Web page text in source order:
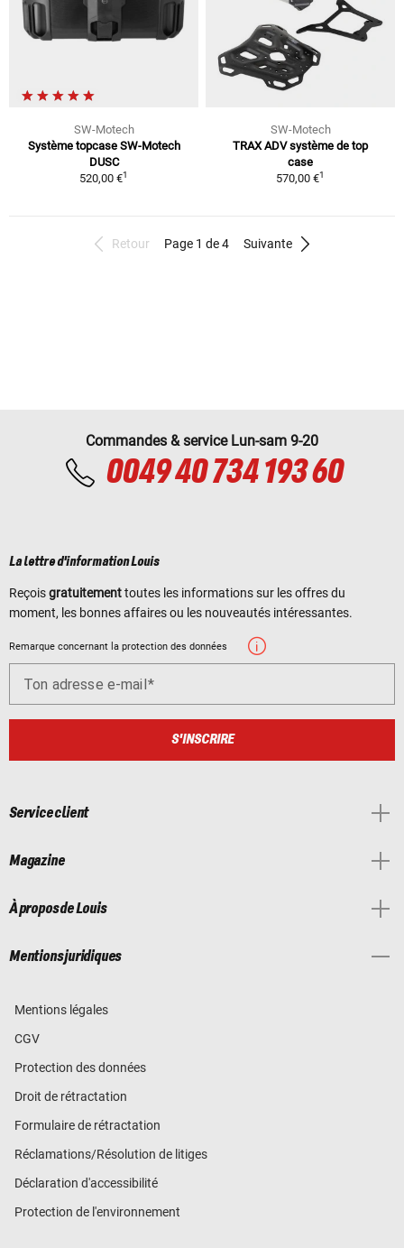
SW-Motech
Système topcase SW-Motech
DUSC
520,00 €1
SW-Motech
TRAX ADV système de top
case
570,00 €1
Retour Page 1 de 4 Suivante
Commandes & service Lun-sam 9-20
0049 40 734 193 60
La lettre d'information Louis
Reçoisgratuitementtoutes les informations sur les offres du
moment, les bonnes affaires ou les nouveautés intéressantes.
Remarque concernant la protection des données
Ton adresse e-mail
S'INSCRIRE
Service client
Magazine
À propos de Louis
Mentions juridiques
Mentions légales
CGV
Protection des données
Droit de rétractation
Formulaire de rétractation
Réclamations/Résolution de litiges
Déclaration d'accessibilité
Protection de l'environnement